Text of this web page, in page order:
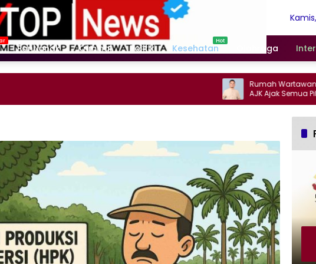
Pontianak Kriminal Politik Kesehatan Olahraga
Rumah Wartawan
AJK Ajak Semua Pihak
Jurnalis